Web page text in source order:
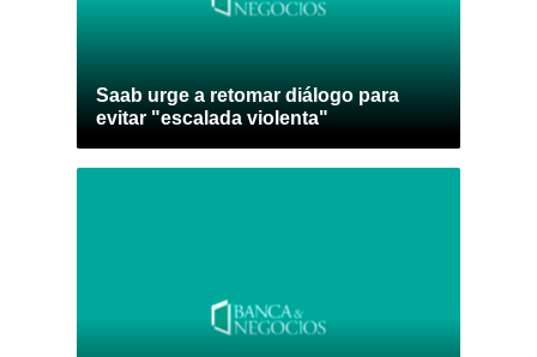
Saab urge a retomar diálogo para
evitar "escalada violenta"